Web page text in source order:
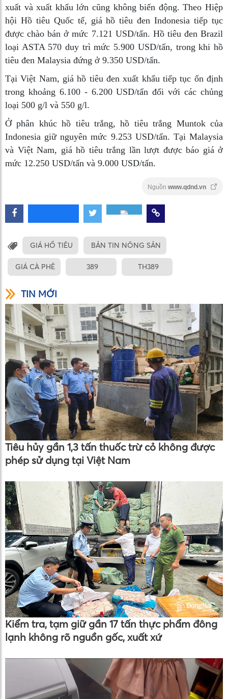
xuất và xuất khẩu lớn cũng không biến động. Theo Hiệp
hội Hồ tiêu Quốc tế, giá hồ tiêu đen Indonesia tiếp tục
được chào bán ở mức 7.121 USD/tấn. Hồ tiêu đen Brazil
loại ASTA 570 duy trì mức 5.900 USD/tấn, trong khi hồ
tiêu đen Malaysia đứng ở 9.350 USD/tấn.
Tại Việt Nam, giá hồ tiêu đen xuất khẩu tiếp tục ổn định
trong khoảng 6.100 - 6.200 USD/tấn đối với các chủng
loại 500 g/l và 550 g/l.
Ở phân khúc hồ tiêu trắng, hồ tiêu trắng Muntok của
Indonesia giữ nguyên mức 9.253 USD/tấn. Tại Malaysia
và Việt Nam, giá hồ tiêu trắng lần lượt được báo giá ở
mức 12.250 USD/tấn và 9.000 USD/tấn.
Nguồn www.qdnd.vn
GIÁ HỒ TIÊU BẢN TIN NÔNG SẢN
GIÁ CÀ PHÊ 389 TH389
TIN MỚI
Tiêu hủy gần 1,3 tấn thuốc trừ cỏ không được
phép sử dụng tại Việt Nam
Kiểm tra, tạm giữ gần 17 tấn thực phẩm đông
lạnh không rõ nguồn gốc, xuất xứ